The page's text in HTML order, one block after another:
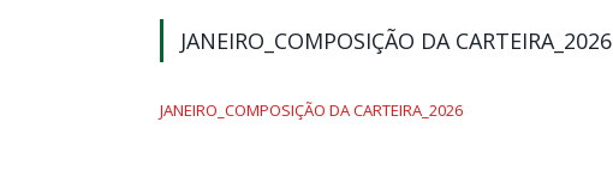
JANEIRO_COMPOSIÇÃO DA CARTEIRA_2026
JANEIRO_COMPOSIÇÃO DA CARTEIRA_2026